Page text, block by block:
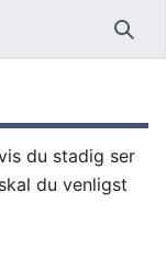
Søg
du stadig ser
du venligst